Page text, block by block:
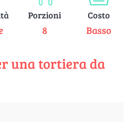
Porzioni
8
Costo
Basso
una tortiera da